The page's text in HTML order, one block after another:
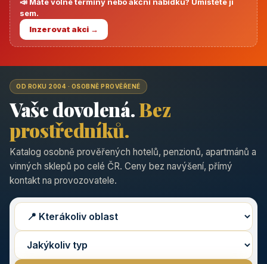
sem.
Inzerovat akci →
OD ROKU 2004 · OSOBNĚ PROVĚŘENÉ
Vaše dovolená.Bez
prostředníků.
Katalog osobně prověřených hotelů, penzionů, apartmánů a
vinných sklepů po celé ČR. Ceny bez navýšení, přímý
kontakt na provozovatele.